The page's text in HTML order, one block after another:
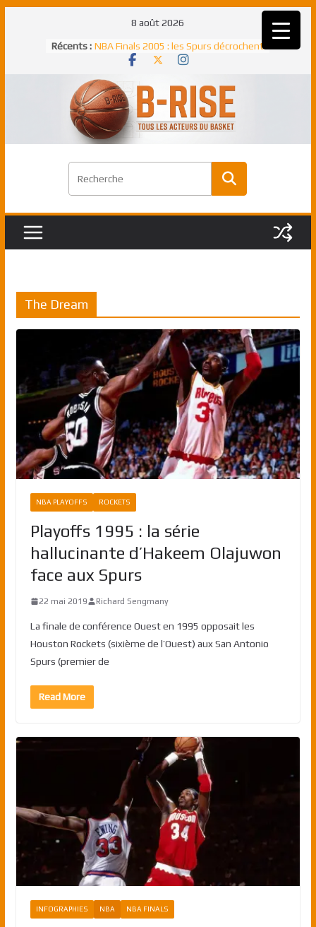
8 août 2026
Récents : NBA Finals 2005 : les Spurs décrochent
un troisième titre NBA, la rude bataille
NBA Finals 2021 : les Bucks et Giannis
Antetokounmpo triomphent, le Greek
Freek élu MVP
Shai Gilgeous-Alexander : son premier
match à plus de 40 points en NBA, le
Pau Gasol dans l’histoire en 2002 :
premier européen sacré Rookie de
Rudy Gobert, deuxième Français élu
The Dream
NBA PLAYOFFS ROCKETS
Playoffs 1995 : la série
hallucinante d’Hakeem Olajuwon
face aux Spurs
22 mai 2019 Richard Sengmany
La finale de conférence Ouest en 1995 opposait les
Houston Rockets (sixième de l’Ouest) aux San Antonio
Spurs (premier de
Read More
INFOGRAPHIES NBA NBA FINALS